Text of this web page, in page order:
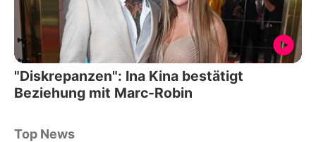
"Diskrepanzen": Ina Kina bestätigt
Beziehung mit Marc-Robin
Top News